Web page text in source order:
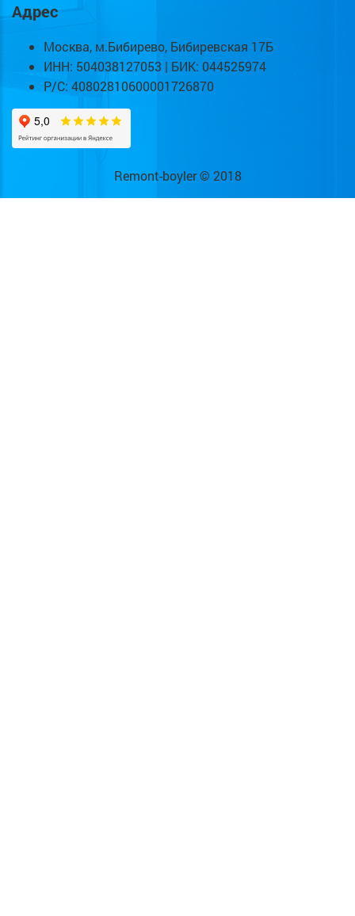
Адрес
Москва, м.Бибирево, Бибиревская 17Б
ИНН: 504038127053 | БИК: 044525974
Р/С: 40802810600001726870
Remont-boyler © 2018